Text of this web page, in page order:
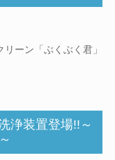
ーン「ぶくぶく君」
浄装置登場!!～